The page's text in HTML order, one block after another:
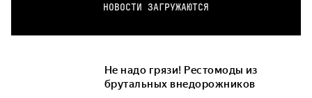
НОВОСТИ ЗАГРУЖАЮТСЯ
Не надо грязи! Рестомоды из
брутальных внедорожников